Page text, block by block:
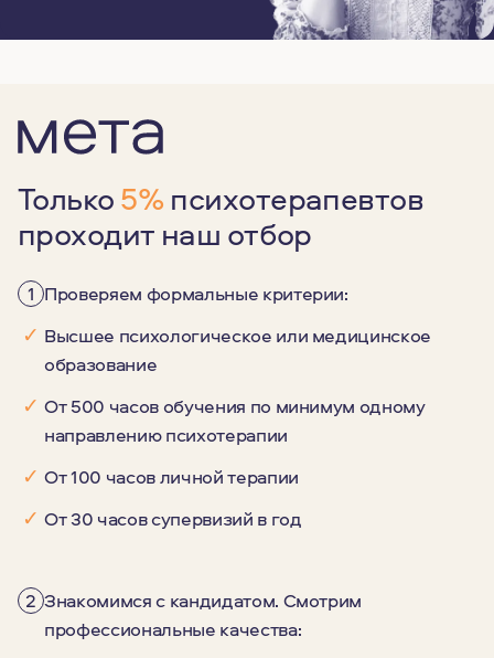
Только5% психотерапевтов
проходит наш отбор
1 Проверяем формальные критерии:
✓ Высшее психологическое или медицинское
образование
✓ От 500 часов обучения по минимум одному
направлению психотерапии
✓ От 100 часов личной терапии
✓ От 30 часов супервизий в год
2 Знакомимся с кандидатом. Смотрим
профессиональные качества: